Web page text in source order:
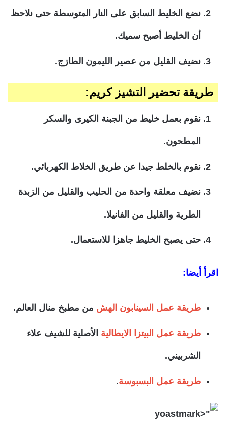
نضع الخليط السابق على النار المتوسطة حتى نلاحظ
أن الخليط أصبح سميك.
نضيف القليل من عصير الليمون الطازج.
طريقة تحضير التشيز كريم:
نقوم بعمل خليط من الجبنة الكيرى والسكر
المطحون.
نقوم بالخلط جيدا عن طريق الخلاط الكهربائي.
نضيف معلقة واحدة من الحليب والقليل من الزبدة
الطرية والقليل من الفانيلا.
حتى يصبح الخليط جاهزا للاستعمال.
اقرأ أيضا:
طريقة عمل السينابون الهش من مطبخ منال العالم.
طريقة عمل البيتزا الايطالية الأصلية للشيف علاء
الشربيني.
طريقة عمل البسبوسة.